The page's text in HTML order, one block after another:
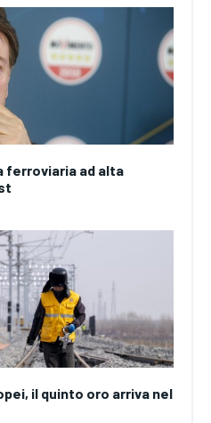
ferroviaria ad alta
il quinto oro arriva nel